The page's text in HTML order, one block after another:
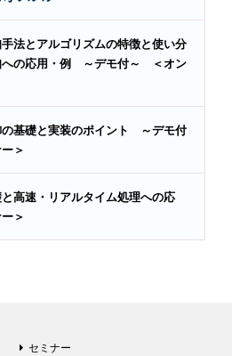
法とアルゴリズムの特徴と使い分
への応用・例 ～デモ付～ ＜オン
の基礎と実装のポイント ～デモ付
＞
高速・リアルタイム処理への応
＞
セミナー